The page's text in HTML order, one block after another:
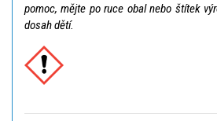
pomoc, mějte po ruce obal nebo štítek
dosah dětí.